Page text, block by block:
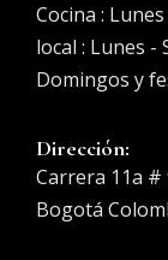
Cocina :
local : Lunes -
Domingos y
Dirección:
Carrera 11a #
Bogotá